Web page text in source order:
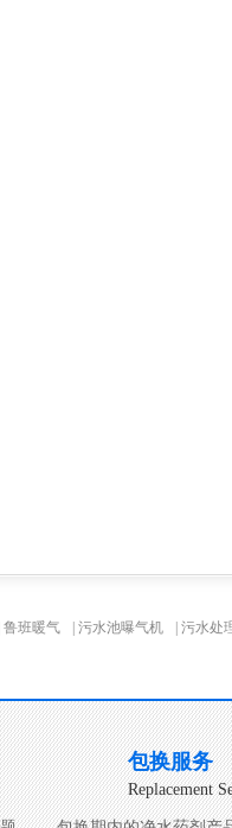
鲁班暖气 污水池曝气机 污水处
包换服务
Replacement